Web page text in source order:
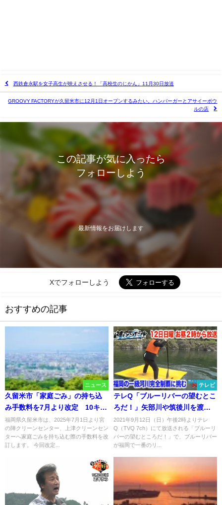
西鉄倉永駅を女子高生が映えさせる！「高校生のじかん」11月30日放送
GROOVY FACTORYが久留米市に12月1日オープンするみたい。ハンバーガーとアサイーボウ
ルの店
この記事が気に入ったら
フォローしよう
最新情報をお届けします
Xでフォローしよう
おすすめの記事
ニュース
久留米市「家庭ごみ」の持ち込
み手数料を7月より改定 10キロ
50円が150円へ
福岡県久留米市は、2025年7月1日より宮
の陣クリーンセンター、上津クリーンセン
ターへ家庭ごみを持ち込む際の手数料を改
訂します。 今回改定...
テレビ
テレQ「ブルーリバーの望むとこ
ろだ！」矢部川や筑後川を渡り
切るミッションに挑戦！9月12日
放送
2021年9月12日（日）午後2時よりテレ
Q（TVQ 7ch）にて放送される「ブルーリ
バーの望むところだ！」で、ブルーリバー
が福岡で一番のリ...